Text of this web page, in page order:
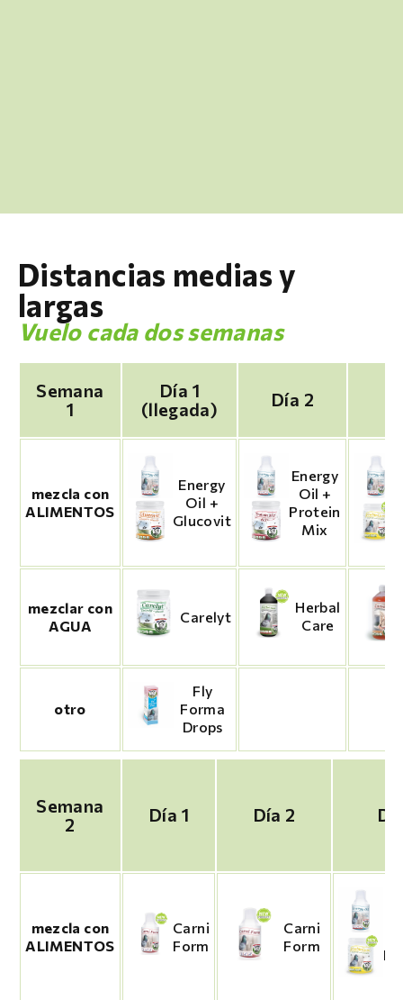
Distancias medias y
largas
Vuelo cada dos semanas
Semana
1
Día 1
(llegada)
Día 2
mezcla con
ALIMENTOS
Energy
Oil +
Glucovit
Energy
Oil +
Protein
Mix
mezclar con
AGUA
Carelyt
Herbal
Care
otro
Fly
Forma
Drops
Semana
2
Día 1 Día 2
mezcla con
ALIMENTOS
Carni
Form
Carni
Form